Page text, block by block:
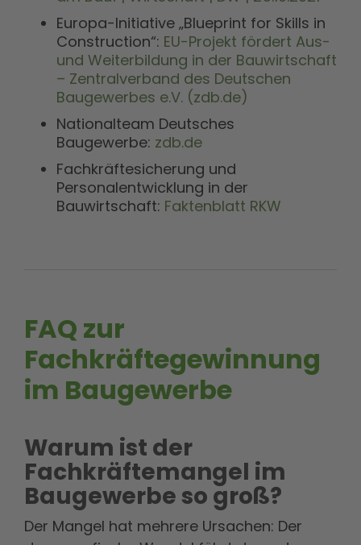
Europa-Initiative „Blueprint for Skills in
Construction“: EU-Projekt fördert Aus-
und Weiterbildung in der Bauwirtschaft
– Zentralverband des Deutschen
Baugewerbes e.V. (zdb.de)
Nationalteam Deutsches
Baugewerbe: zdb.de
Fachkräftesicherung und
Personalentwicklung in der
Bauwirtschaft: Faktenblatt RKW
FAQ zur
Fachkräftegewinnung
im Baugewerbe
Warum ist der
Fachkräftemangel im
Baugewerbe so groß?
Der Mangel hat mehrere Ursachen: Der